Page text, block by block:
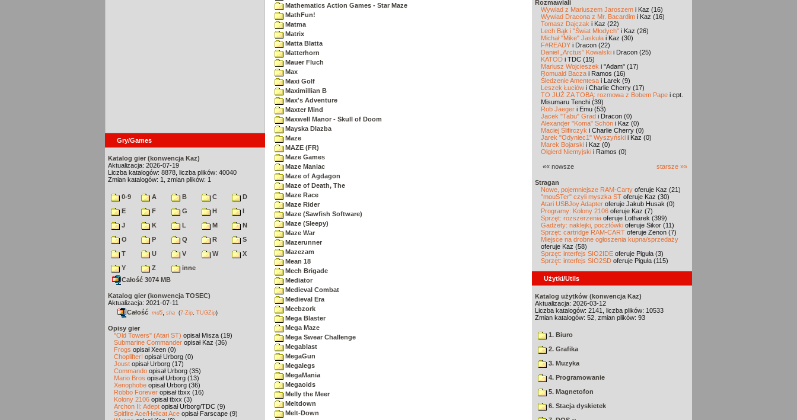
Gry/Games
Katalog gier (konwencja Kaz)
Aktualizacja: 2026-07-19
Liczba katalogów: 8878, liczba plików: 40040
Zmian katalogów: 1, zmian plików: 1
0-9 A B C
D
E
F G H
I
J
K L M
N
O
P Q R
S
T
U V W
X
Y
Z
inne
Całość 3074 MB
Katalog gier (konwencja TOSEC)
Aktualizacja: 2021-07-11
Całość md5 sha (7-Zip TUGZip)
Opisy gier
"Old Towers" (Atari ST) opisał Misza (19)
Submarine Commander opisał Kaz (36)
Frogs opisał Xeen (0)
Choplifter! opisał Urborg (0)
Joust opisał Urborg (17)
Commando opisał Urborg (35)
Mario Bros opisał Urborg (13)
Xenophobe opisał Urborg (36)
Robbo Forever opisał tbxx (16)
Kolony 2106 opisał tbxx (3)
Archon II: Adept opisał Urborg/TDC (9)
Spitfire Ace/Hellcat Ace opisał Farscape (9)
Mathematics Action Games - Star Maze
MathFun!
Matma
Matrix
Matta Blatta
Matterhorn
Mauer Fluch
Max
Maxi Golf
Maximillian B
Max's Adventure
Maxter Mind
Maxwell Manor - Skull of Doom
Mayska Dlazba
Maze
MAZE (FR)
Maze Games
Maze Maniac
Maze of Agdagon
Maze of Death, The
Maze Race
Maze Rider
Maze (Sawfish Software)
Maze (Sleepy)
Maze War
Mazerunner
Mazezam
Mean 18
Mech Brigade
Mediator
Medieval Combat
Medieval Era
Meebzork
Mega Blaster
Mega Maze
Mega Swear Challenge
Megablast
MegaGun
Megalegs
MegaMania
Megaoids
Melly the Meer
Meltdown
Melt-Down
Rozmawiali
Wywiad z Mariuszem Jaroszem i Kaz (16)
Wywiad Dracona z Mr. Bacardim i Kaz (16)
Tomasz Dajczak i Kaz (22)
Lech Bąk i "Świat Młodych" i Kaz (26)
Michał "Mike" Jaskuła i Kaz (30)
F#READY i Dracon (22)
Daniel „Arctus” Kowalski i Dracon (25)
KATOD i TDC (15)
Mariusz Wojcieszek i "Adam" (17)
Romuald Bacza i Ramos (16)
Śledzenie Amentesa i Larek (9)
Leszek Łuciów i Charlie Cherry (17)
TO JUŻ ZA TOBĄ: rozmowa z Bobem Pape i cpt.
Misumaru Tenchi (39)
Rob Jaeger i Emu (53)
Jacek "Tabu" Grad i Dracon (0)
Alexander "Koma" Schön i Kaz (0)
Maciej Ślifirczyk i Charlie Cherry (0)
Jarek "Odyniec1" Wyszyński i Kaz (0)
Marek Bojarski i Kaz (0)
Olgierd Niemyjski i Ramos (0)
«« nowsze starsze »»
Stragan
Nowe, pojemniejsze RAM-Carty oferuje Kaz (21)
"mouSTer" czyli myszka ST oferuje Kaz (30)
Atari USBJoy Adapter oferuje Jakub Husak (0)
Programy: Kolony 2106 oferuje Kaz (7)
Sprzęt: rozszerzenia oferuje Lotharek (399)
Gadżety: naklejki, pocztówki oferuje Sikor (11)
Sprzęt: cartridge RAM-CART oferuje Zenon (7)
Miejsce na drobne ogłoszenia kupna/sprzedaży
oferuje Kaz (58)
Sprzęt: interfejs SIO2IDE oferuje Piguła (3)
Sprzęt: interfejs SIO2SD oferuje Piguła (115)
Użytki/Utils
Katalog użytków (konwencja Kaz)
Aktualizacja: 2026-03-12
Liczba katalogów: 2141, liczba plików: 10533
Zmian katalogów: 52, zmian plików: 93
1. Biuro
2. Grafika
3. Muzyka
4. Programowanie
5. Magnetofon
6. Stacja dyskietek